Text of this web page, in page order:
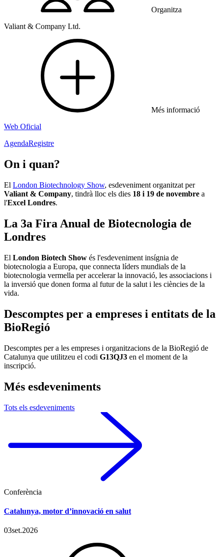
Organitza
Valiant & Company Ltd.
Més informació
Web Oficial
AgendaRegistre
On i quan?
El London Biotechnology Show, esdeveniment organitzat per
Valiant & Company, tindrà lloc els dies 18 i 19 de novembre a
l'Excel Londres.
La 3a Fira Anual de Biotecnologia de
Londres
El London Biotech Show és l'esdeveniment insígnia de
biotecnologia a Europa, que connecta líders mundials de la
biotecnologia vermella per accelerar la innovació, les associacions i
la inversió que donen forma al futur de la salut i les ciències de la
vida.
Descomptes per a empreses i entitats de la
BioRegió
Descomptes per a les empreses i organitzacions de la BioRegió de
Catalunya que utilitzeu el codi G13QJ3 en el moment de la
inscripció.
Més esdeveniments
Tots els esdeveniments
Conferència
Catalunya, motor d’innovació en salut
03set.2026